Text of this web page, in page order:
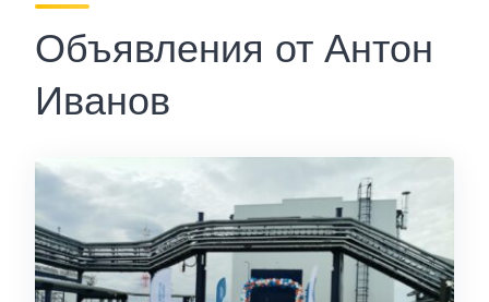
Объявления от Антон
Иванов